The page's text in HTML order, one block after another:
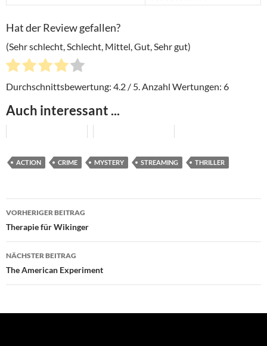
Hat der Review gefallen?
(Sehr schlecht, Schlecht, Mittel, Gut, Sehr gut)
Durchschnittsbewertung: 4.2 / 5. Anzahl Wertungen: 6
Auch interessant ...
ACTION CRIME MYSTERY STREAMING THRILLER
Beitragsnavigation
VORHERIGER BEITRAG
Therapie für Wikinger
NÄCHSTER BEITRAG
The American Experiment